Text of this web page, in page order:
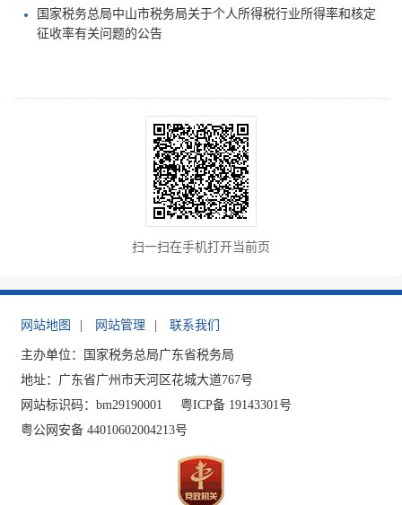
国家税务总局中山市税务局关于个人所得税行业所得率和核定
征收率有关问题的公告
扫一扫在手机打开当前页
网站地图 网站管理 联系我们
主办单位：国家税务总局广东省税务局
地址：广东省广州市天河区花城大道767号
网站标识码：bm29190001
粤ICP备 19143301号
粤公网安备 44010602004213号